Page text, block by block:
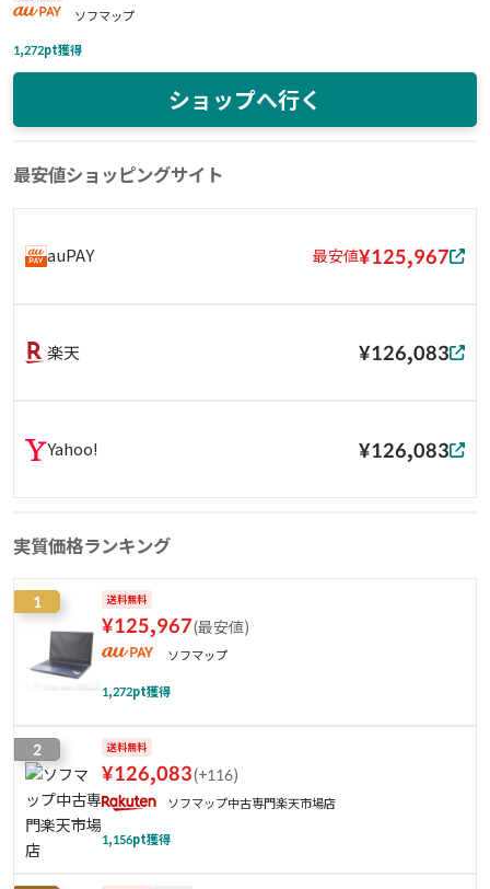
ソフマップ
1,272pt獲得
ショップへ行く
最安値ショッピングサイト
auPAY 最安値¥125,967
楽天 ¥126,083
Yahoo! ¥126,083
実質価格ランキング
1 送料無料
¥125,967(最安値)
ソフマップ
1,272pt獲得
2 送料無料
¥126,083(+116)
ソフマップ中古専門楽天市場店
1,156pt獲得